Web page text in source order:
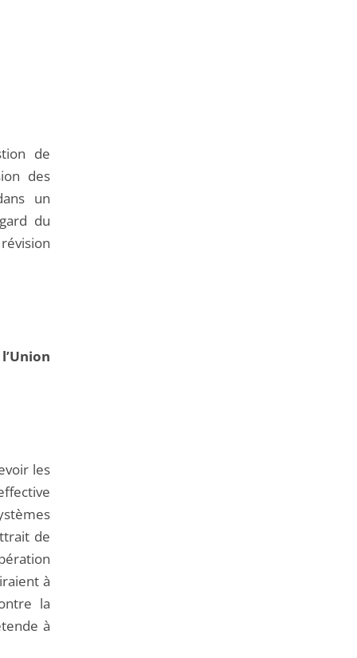
de
des
un
du
les
de
à
la
à